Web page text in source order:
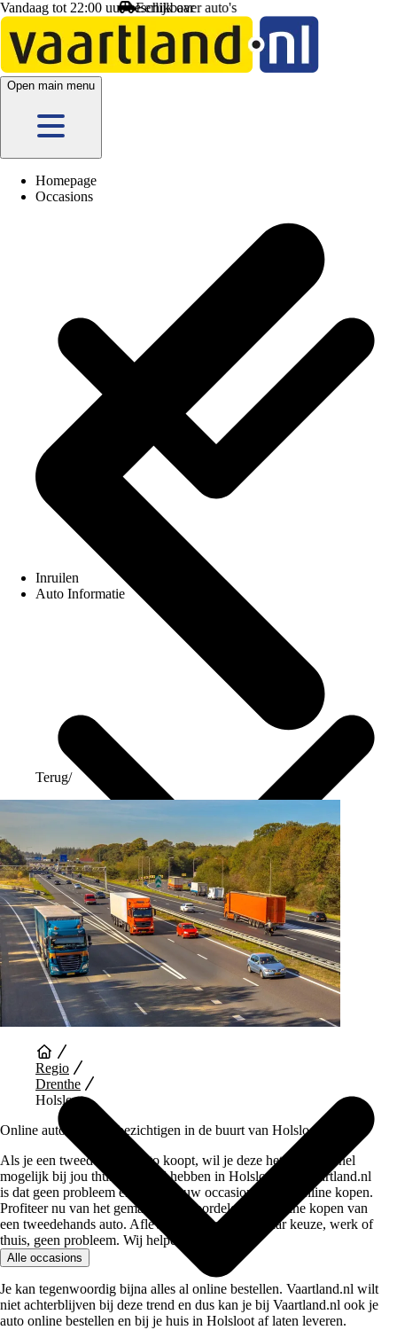
Vandaag tot 22:00 uur beschikbaar
Open main menu
Homepage
Occasions
Inruilen
Auto Informatie
Auto Diensten
Terug/
Regio
Drenthe
Holsloot
Online auto&#039;s bezichtigen in de buurt van Holsloot
Als je een tweedehands auto koopt, wil je deze het liefst zo snel
mogelijk bij jou thuis bezorgd hebben in Holsloot. Bij Vaartland.nl
is dat geen probleem en kan je jouw occasion geheel online kopen.
Profiteer nu van het gemak en de voordelen van online kopen van
een tweedehands auto. Afleveren op een adres naar keuze, werk of
thuis, geen probleem. Wij helpen je graag!
Alle occasions
Je kan tegenwoordig bijna alles al online bestellen. Vaartland.nl wilt
niet achterblijven bij deze trend en dus kan je bij Vaartland.nl ook je
auto online bestellen en bij je huis in Holsloot af laten leveren.